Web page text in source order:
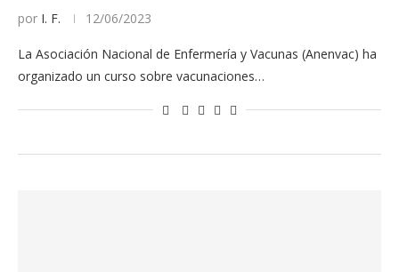
por I. F. 12/06/2023
La Asociación Nacional de Enfermería y Vacunas (Anenvac) ha
organizado un curso sobre vacunaciones…